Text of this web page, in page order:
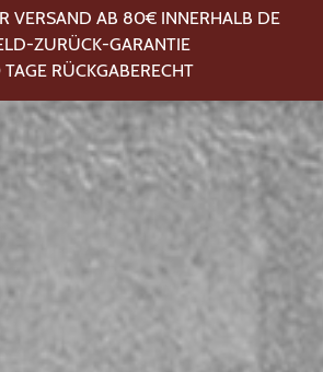
VERSAND AB 80€ INNERHALB DE
ZURÜCK-GARANTIE
RÜCKGABERECHT